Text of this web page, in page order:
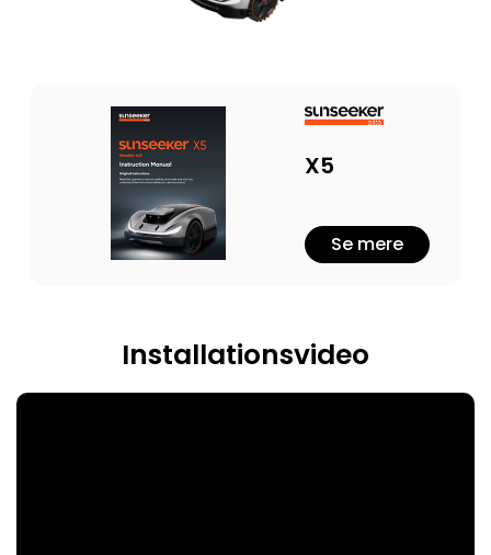
X5
Se mere
Installationsvideo